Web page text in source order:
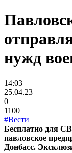
нужд
14:03
25.04.23
0
1100
#Вести
Бесплатно для
павловское
Донбасс.